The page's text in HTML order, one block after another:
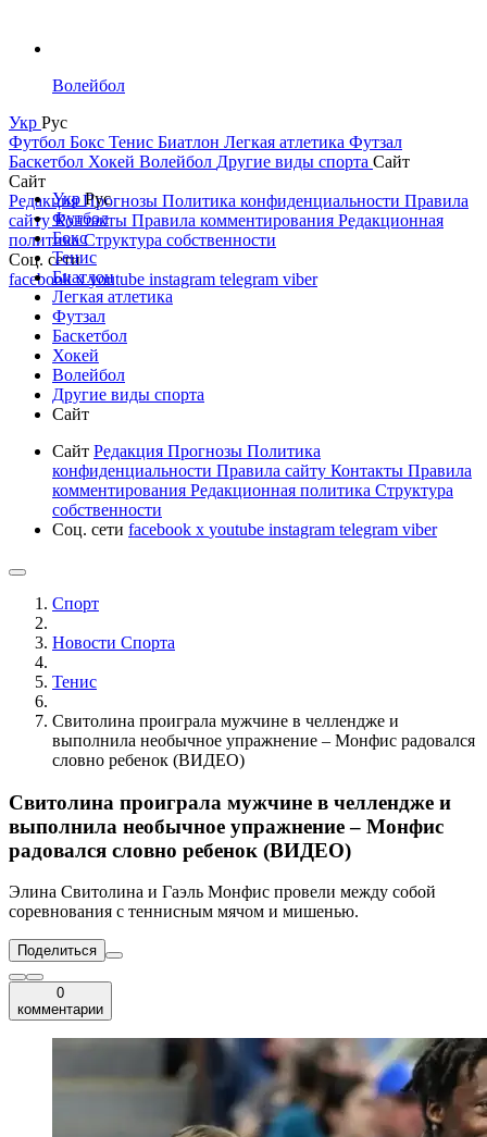
Волейбол
Укр Рус
Футбол Бокс Тенис Биатлон Легкая атлетика Футзал
Баскетбол Хокей Волейбол Другие виды спорта Сайт
Сайт
РедакцияПрогнозы Политика конфиденциальности Правила
сайтуКонтакты Правила комментирования Редакционная
политикаСтруктура собственности
Соц. сети
facebookxyoutube instagram telegram viber
УкрРус
Футбол
Бокс
Тенис
Биатлон
Легкая атлетика
Футзал
Баскетбол
Хокей
Волейбол
Другие виды спорта
Сайт
Сайт Редакция Прогнозы Политика
конфиденциальности Правила сайту Контакты Правила
комментирования Редакционная политика Структура
собственности
Соц. сети facebook x youtube instagram telegram viber
Спорт
Новости Cпорта
Тенис
Свитолина проиграла мужчине в челлендже и
выполнила необычное упражнение – Монфис радовался
словно ребенок (ВИДЕО)
Свитолина проиграла мужчине в челлендже и
выполнила необычное упражнение – Монфис
радовался словно ребенок (ВИДЕО)
Элина Свитолина и Гаэль Монфис провели между собой
соревнования с теннисным мячом и мишенью.
Поделиться
0
комментарии